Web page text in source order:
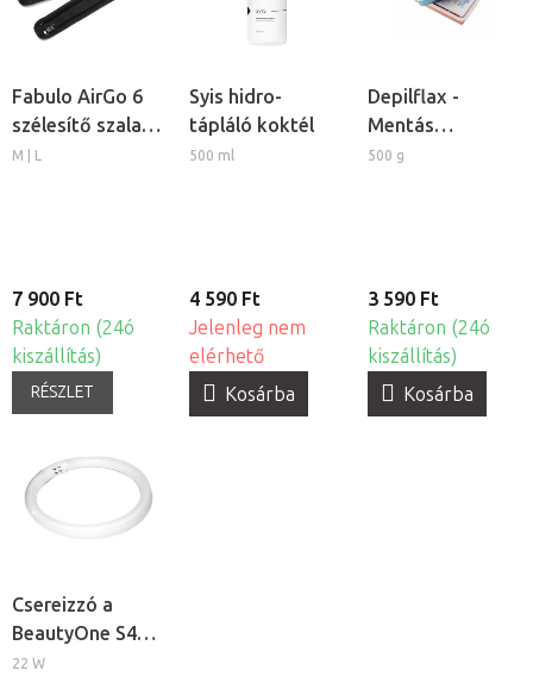
Fabulo AirGo 6
szélesítő szalag
lábmandzsettához,
M | L
7 900 Ft
Raktáron (24ó
kiszállítás)
RÉSZLET
Syis hidro-
tápláló koktél
500 ml
4 590 Ft
Jelenleg nem
elérhető
Kosárba
Depilflax -
Mentás
kozmetikai
500 g
3 590 Ft
Raktáron (24ó
kiszállítás)
Kosárba
Csereizzó a
BeautyOne S4
kozmetikai
22 W